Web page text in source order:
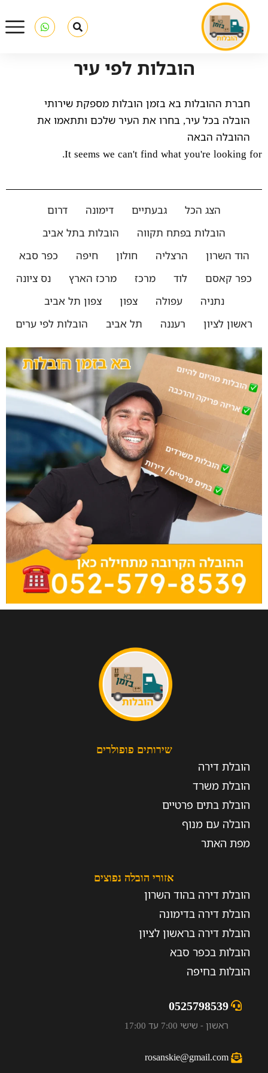
הובלות לפי עיר
חברת ההובלות בא בזמן הובלות מספקת שירותי
הובלה בכל עיר, בחרו את העיר שלכם ותתאמו את
ההובלה הבאה
It seems we can't find what you're looking for.
הצג הכל גבעתיים דימונה
דרום
הובלות בפתח תקווה
הובלות בתל אביב
הוד השרון
הרצליה חולון חיפה
כפר סבא
כפר קאסם
לוד מרכז מרכז הארץ
נס ציונה
נתניה
עפולה צפון
צפון תל אביב
ראשון לציון
רעננה תל אביב הובלות לפי ערים
שירותים פופולרים
הובלת דירה
הובלת משרד
הובלת בתים פרטיים
הובלה עם מנוף
מפת האתר
אזורי הובלה נפוצים
הובלת דירה בהוד השרון
הובלת דירה בדימונה
הובלת דירה בראשון לציון
הובלות בכפר סבא
הובלות בחיפה
0525798539
ראשון - שישי 7:00 עד 17:00
rosanskie@gmail.com